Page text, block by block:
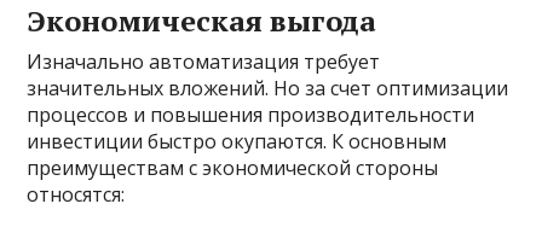
Экономическая выгода
Изначально автоматизация требует
значительных вложений. Но за счет оптимизации
процессов и повышения производительности
инвестиции быстро окупаются. К основным
преимуществам с экономической стороны
относятся: